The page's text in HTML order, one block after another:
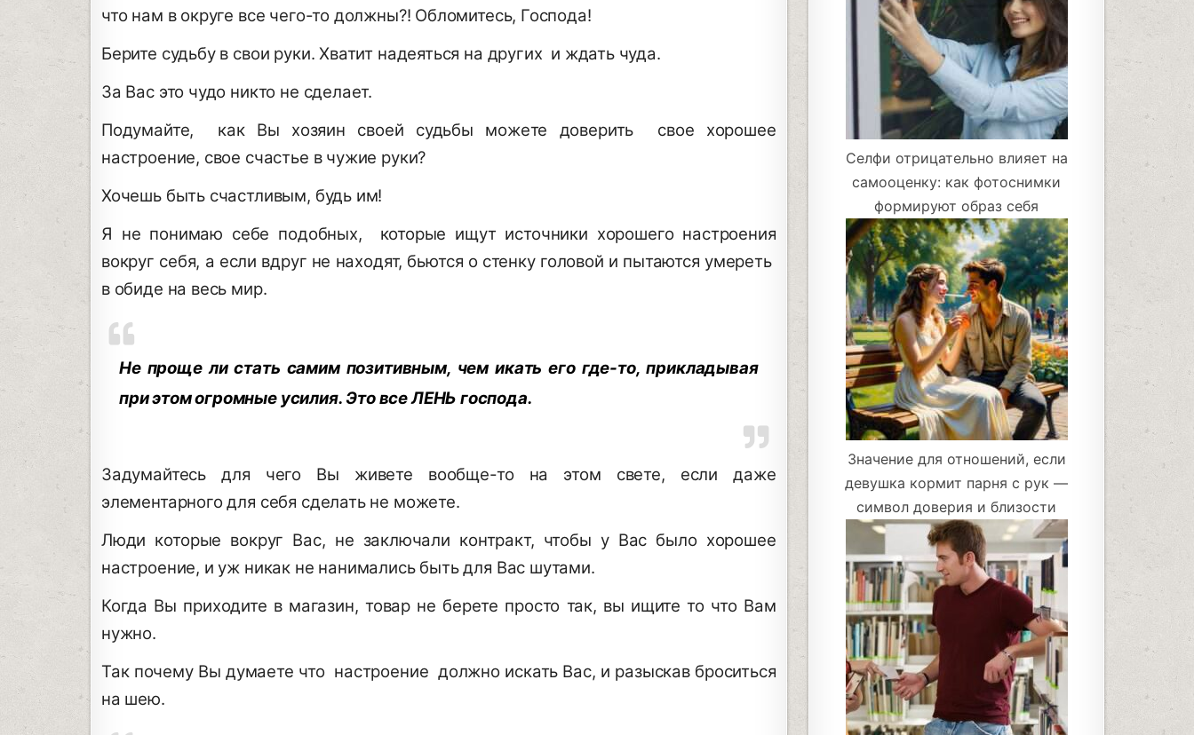
что нам в округе все чего-то должны?! Обломитесь, Господа!
Берите судьбу в свои руки. Хватит надеяться на других и ждать чуда.
За Вас это чудо никто не сделает.
Подумайте, как Вы хозяин своей судьбы можете доверить свое хорошее
настроение, свое счастье в чужие руки?
Хочешь быть счастливым, будь им!
Я не понимаю себе подобных, которые ищут источники хорошего настроения
вокруг себя, а если вдруг не находят, бьются о стенку головой и пытаются умереть
в обиде на весь мир.
Не проще ли стать самим позитивным, чем икать его где-то, прикладывая
при этом огромные усилия. Это все ЛЕНЬ господа.
Задумайтесь для чего Вы живете вообще-то на этом свете, если даже
элементарного для себя сделать не можете.
Люди которые вокруг Вас, не заключали контракт, чтобы у Вас было хорошее
настроение, и уж никак не нанимались быть для Вас шутами.
Когда Вы приходите в магазин, товар не берете просто так, вы ищите то что Вам
нужно.
Так почему Вы думаете что настроение должно искать Вас, и разыскав броситься
на шею.
Селфи отрицательно влияет на
самооценку: как фотоснимки
формируют образ себя
Значение для отношений, если
девушка кормит парня с рук —
символ доверия и близости